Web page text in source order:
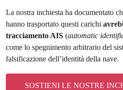
La nostra inchiesta ha documentato
hanno trasportato questi carichi
tracciamento AIS (automatic
come lo spegnimento arbitrario del
falsificazione dell’identità della nave.
SOSTIENI LE NOSTRE